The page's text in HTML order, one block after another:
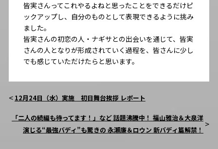
皆実さんってこれやるよねと思ったことをできるだけピ
ックアップし、自分のものとして表現できるように挑み
ました。
皆実さんの初恋の人・ナギサとの出会いを通じて、皆実
さんの人となりが形成されていく過程を、皆さんに少し
でも感じていただけたらと思います。
12月24日（水）実施 初日舞台挨拶 レポート
「二人の続編も待ってます！」など 話題沸騰中！ 福山雅治＆大泉洋
演じる“最強バディ”も驚きの 永瀬廉＆ロウン 新バディ篇解禁！